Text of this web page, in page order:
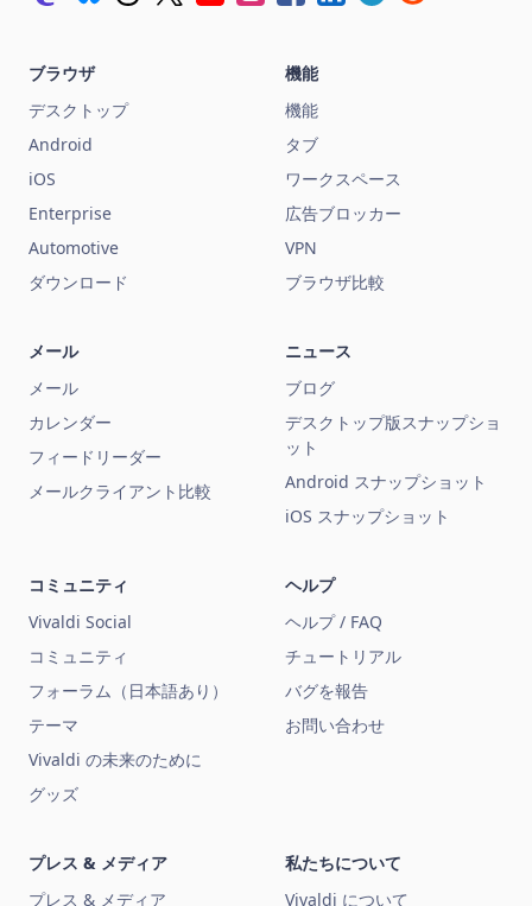
ブラウザ
デスクトップ
Android
iOS
Enterprise
Automotive
ダウンロード
機能
機能
タブ
ワークスペース
広告ブロッカー
VPN
ブラウザ比較
メール
メール
カレンダー
フィードリーダー
メールクライアント比較
ニュース
ブログ
デスクトップ版スナップショ
ット
Android スナップショット
iOS スナップショット
コミュニティ
Vivaldi Social
コミュニティ
フォーラム（日本語あり）
テーマ
Vivaldi の未来のために
グッズ
ヘルプ
ヘルプ / FAQ
チュートリアル
バグを報告
お問い合わせ
プレス & メディア
プレス & メディア
私たちについて
Vivaldi について